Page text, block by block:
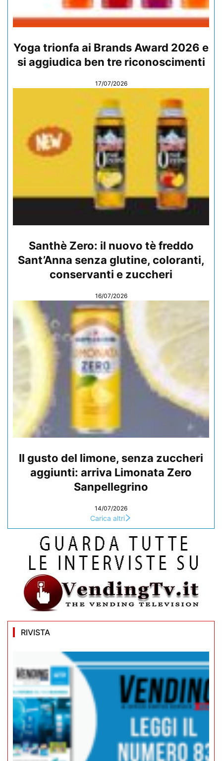
Yoga trionfa ai Brands Award 2026 e
si aggiudica ben tre riconoscimenti
17/07/2026
Santhè Zero: il nuovo tè freddo
Sant’Anna senza glutine, coloranti,
conservanti e zuccheri
16/07/2026
Il gusto del limone, senza zuccheri
aggiunti: arriva Limonata Zero
Sanpellegrino
14/07/2026
Carica altri
RIVISTA